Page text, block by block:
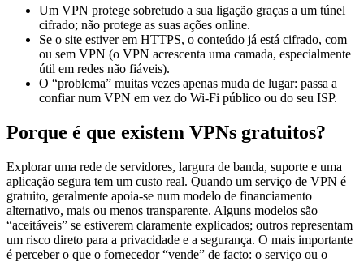
cifrado; não protege as suas ações online.
Se o site estiver em HTTPS, o conteúdo já está cifrado, com
ou sem VPN (o VPN acrescenta uma camada, especialmente
útil em redes não fiáveis).
O “problema” muitas vezes apenas muda de lugar: passa a
confiar num VPN em vez do Wi-Fi público ou do seu ISP.
aplicação segura tem um custo real. Quando um serviço de VPN é
gratuito, geralmente apoia-se num modelo de financiamento
alternativo, mais ou menos transparente. Alguns modelos são
“aceitáveis” se estiverem claramente explicados; outros representam
um risco direto para a privacidade e a segurança. O mais importante
é perceber o que o fornecedor “vende” de facto: o serviço ou o
utilizador.